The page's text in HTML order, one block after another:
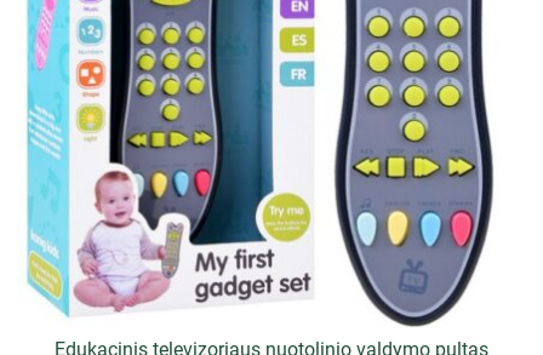
Edukacinis televizoriaus nuotolinio valdymo pultas